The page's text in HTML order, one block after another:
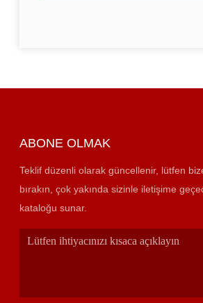
ABONE OLMAK
Teklif düzenli olarak güncellenir, lütfen
bırakın, çok yakında sizinle iletişime geçeceğiz
kataloğu sunar.